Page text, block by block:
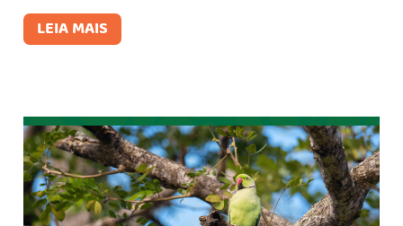
LEIA MAIS